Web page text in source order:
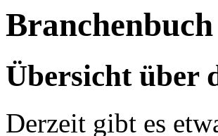
Branchenbuch
Übersichtüber
Derzeit gibt es